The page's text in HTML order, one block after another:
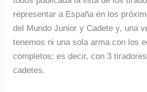
representar a España en los
del Mundo Junior y Cadete y, una
tenemos ni una sola arma con los
completos; es decir, con 3
cadetes.